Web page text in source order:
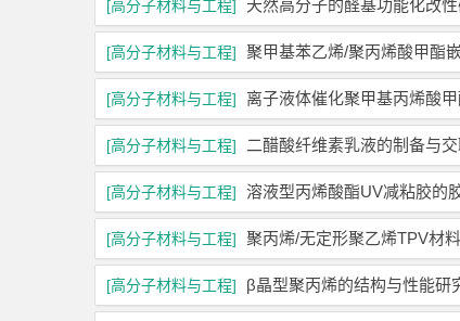
[高分子材料与工程] 天然高分子的醛基功能化改
[高分子材料与工程] 聚甲基苯乙烯/聚丙烯酸甲酯
[高分子材料与工程] 离子液体催化聚甲基丙烯酸
[高分子材料与工程] 二醋酸纤维素乳液的制备与
[高分子材料与工程] 溶液型丙烯酸酯UV减粘胶的
[高分子材料与工程] 聚丙烯/无定形聚乙烯TPV材
[高分子材料与工程] β晶型聚丙烯的结构与性能研